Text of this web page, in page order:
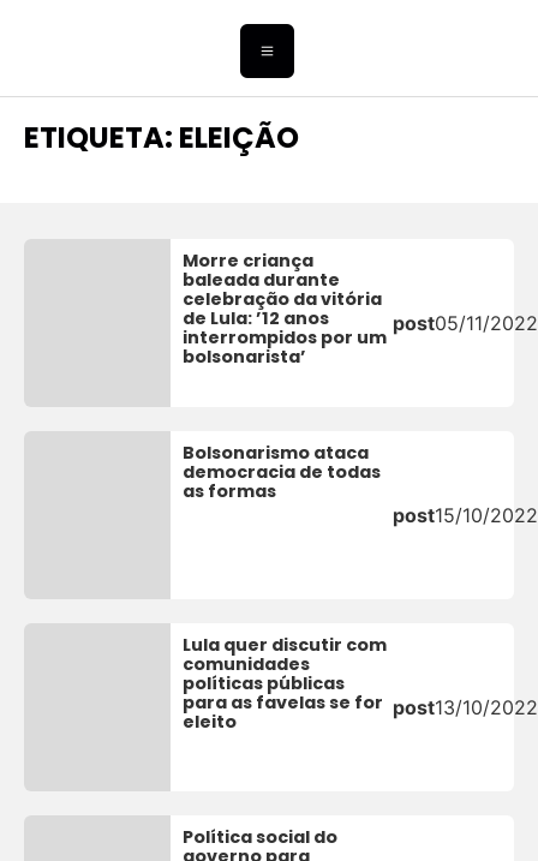
ETIQUETA: ELEIÇÃO
Morre criança
baleada durante
celebração da vitória
de Lula: ’12 anos
interrompidos por um
bolsonarista’
post05/11/2022
Bolsonarismo ataca
democracia de todas
as formas
post15/10/2022
Lula quer discutir com
comunidades
políticas públicas
para as favelas se for
eleito
post13/10/2022
Política social do